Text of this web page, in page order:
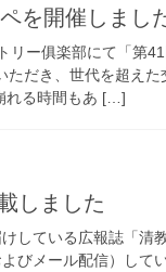
を開催しまし
リー俱楽部にて「第
ただき、世代を超え
れる時間もあ […]
しました
している広報誌「清
びメール配信）し